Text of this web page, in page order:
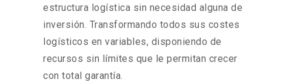
estructura logística sin necesidad alguna de
inversión. Transformando todos sus costes
logísticos en variables, disponiendo de
recursos sin límites que le permitan crecer
con total garantía.